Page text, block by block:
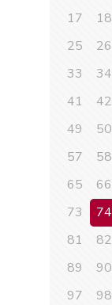
17
18
25
26
33
34
41
42
49
50
57
58
65
66
73
74
81
82
89
90
97
98